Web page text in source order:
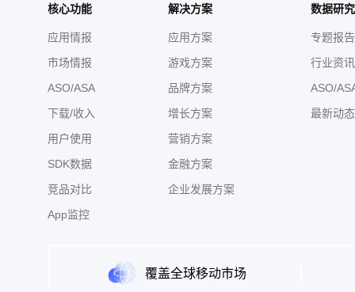
核心功能
应用情报
市场情报
ASO/ASA
下载/收入
用户使用
SDK数据
竞品对比
App监控
解决方案
应用方案
游戏方案
品牌方案
增长方案
营销方案
金融方案
企业发展方案
数据研
专题报告
行业资讯
ASO/
最新动态
覆盖全球移动市场